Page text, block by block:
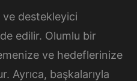
ve destekleyici
edilir. Olumlu bir
ve hedeflerinize
Ayrıca, başkalarıyla